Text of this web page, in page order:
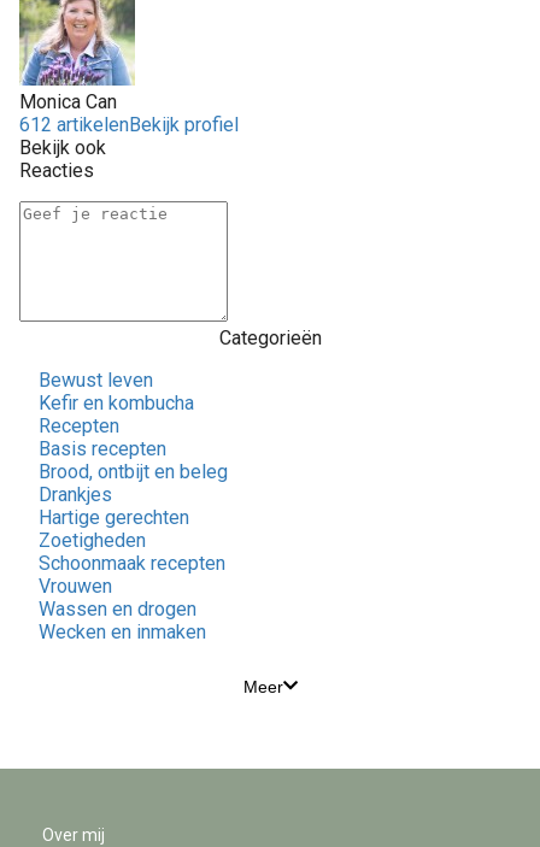
Monica Can
612 artikelenBekijk profiel
Bekijk ook
Reacties
Categorieën
Bewust leven
Kefir en kombucha
Recepten
Basis recepten
Brood, ontbijt en beleg
Drankjes
Hartige gerechten
Zoetigheden
Schoonmaak recepten
Vrouwen
Wassen en drogen
Wecken en inmaken
Meer
Over mij